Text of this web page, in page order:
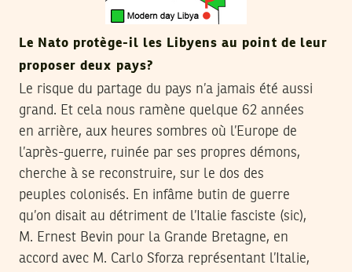
Le Nato protège-il les Libyens au point de leur
proposer deux pays?
Le risque du partage du pays n’a jamais été aussi
grand. Et cela nous ramène quelque 62 années
en arrière, aux heures sombres où l’Europe de
l’après-guerre, ruinée par ses propres démons,
cherche à se reconstruire, sur le dos des
peuples colonisés. En infâme butin de guerre
qu’on disait au détriment de l’Italie fasciste (sic),
M. Ernest Bevin pour la Grande Bretagne, en
accord avec M. Carlo Sforza représentant l’Italie,